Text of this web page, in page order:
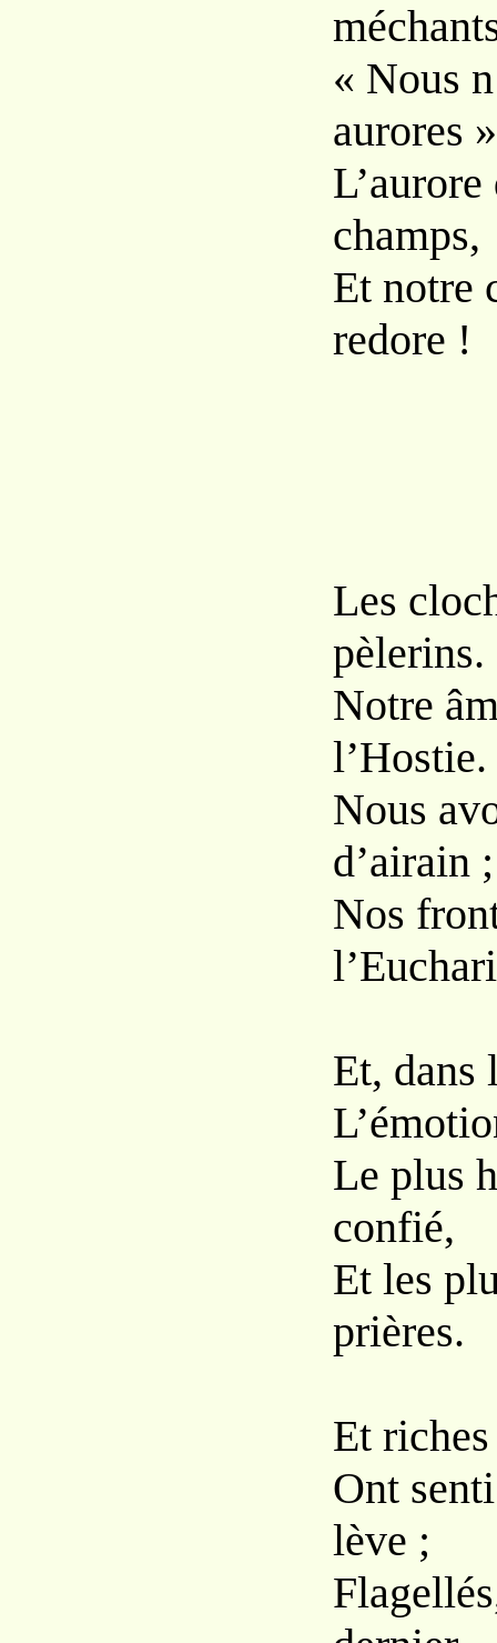
« Nous
aurores
champs,
Et notre
redore !
Les
pèlerins.
Notre
l’Hostie.
Nous
d’airain ;
Nos
Et, dans
Le plus
confié,
Et les
prières.
Et
Ont
lève ;